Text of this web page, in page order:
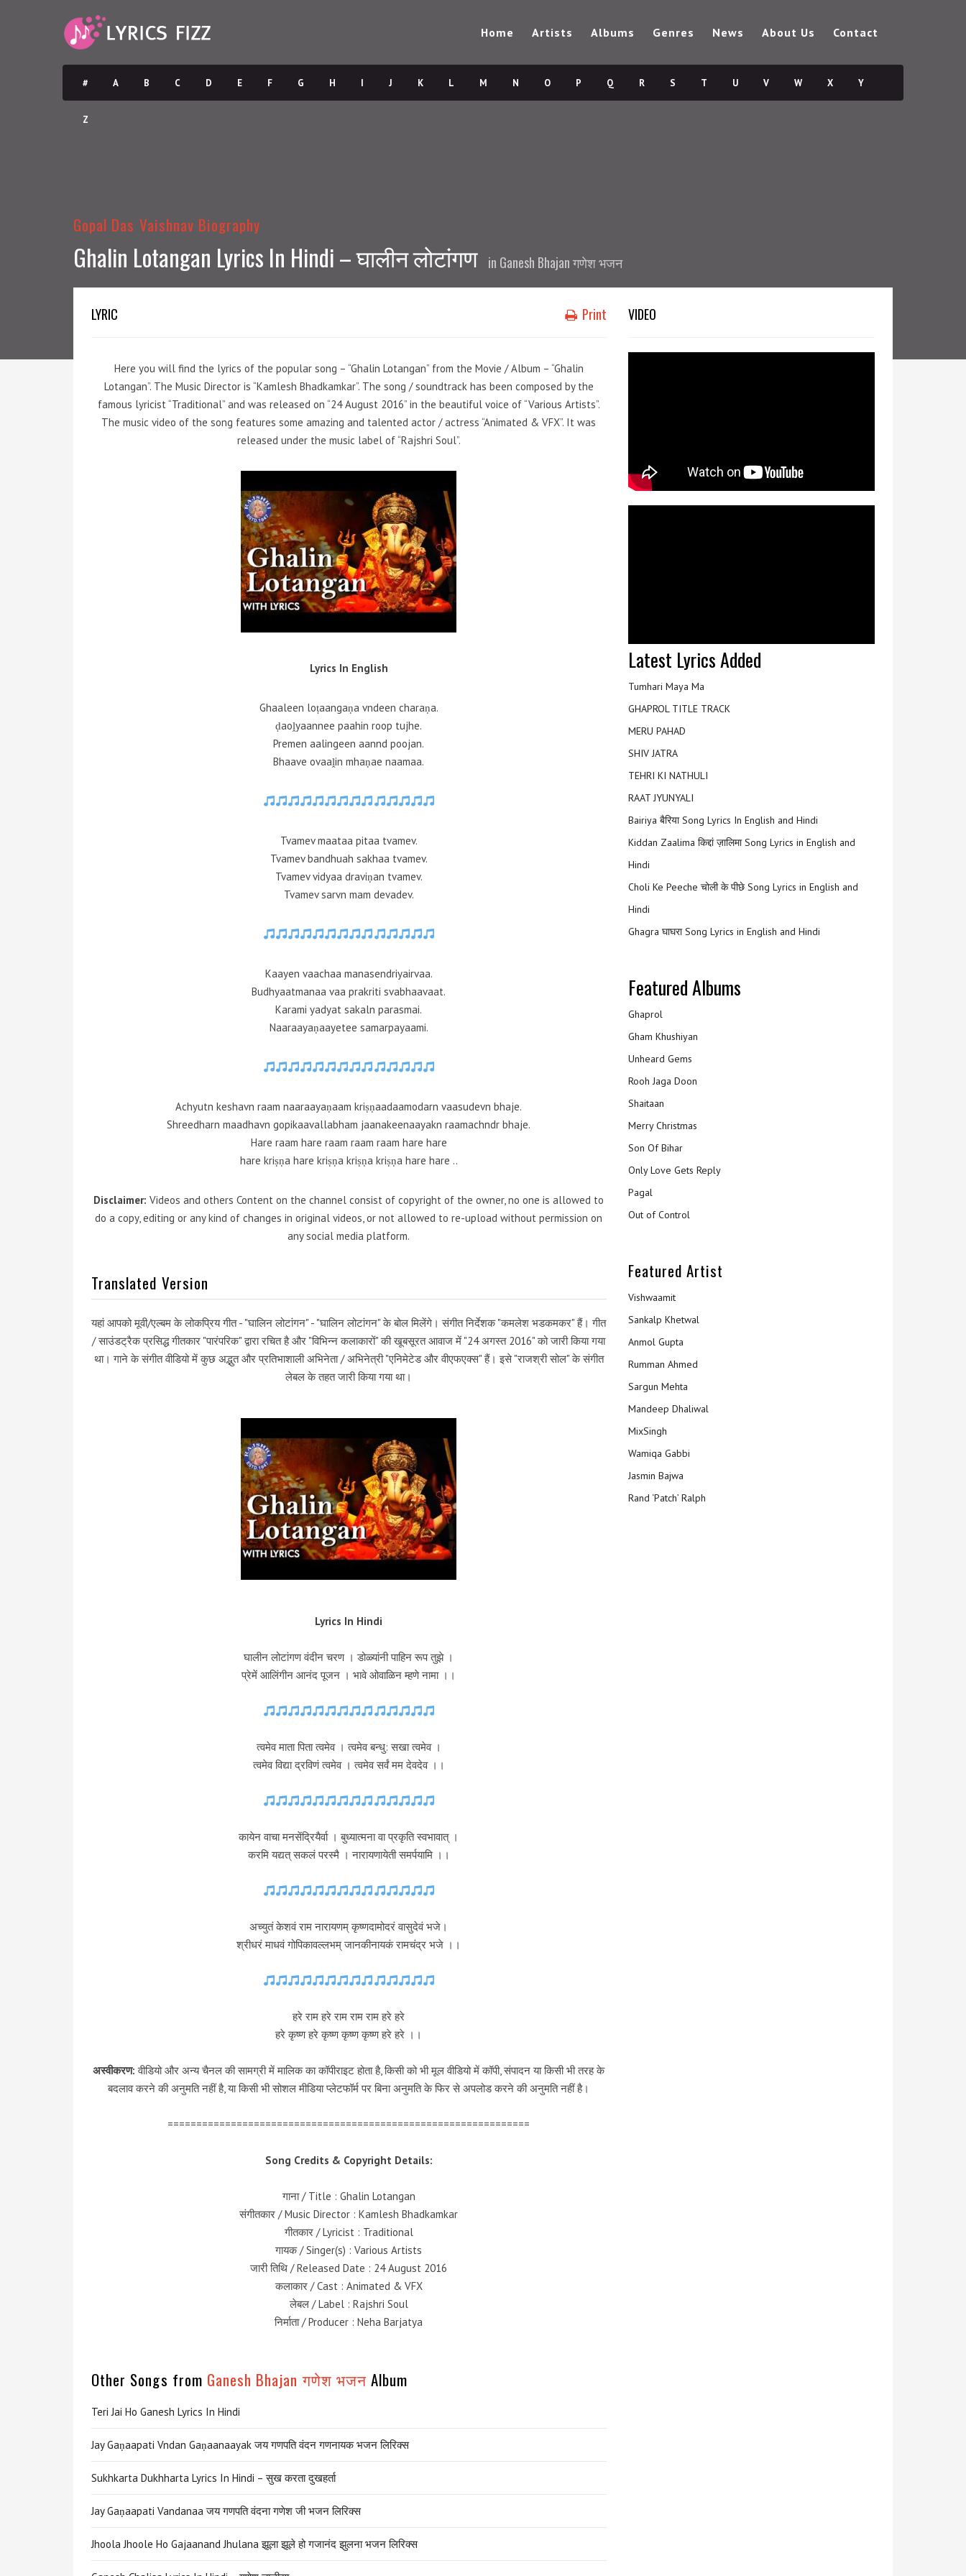
Home Artists Albums Genres News About Us Contact
# A B C D E F G H I J K L M N O P Q R S T U V W X Y
Z
Gopal Das Vaishnav Biography
Ghalin Lotangan Lyrics In Hindi – घालीन लोटांगण in Ganesh Bhajan गणेश भजन
LYRIC Print
Here you will find the lyrics of the popular song – “Ghalin Lotangan” from the Movie / Album – “Ghalin
Lotangan”. The Music Director is “Kamlesh Bhadkamkar”. The song / soundtrack has been composed by the
famous lyricist “Traditional” and was released on “24 August 2016” in the beautiful voice of “Various Artists”.
The music video of the song features some amazing and talented actor / actress “Animated & VFX”. It was
released under the music label of “Rajshri Soul”.
Lyrics In English
Ghaaleen loṭaangaṇa vndeen charaṇa.
ḍaoḽyaannee paahin roop tujhe.
Premen aalingeen aannd poojan.
Bhaave ovaaḽin mhaṇae naamaa.
Tvamev maataa pitaa tvamev.
Tvamev bandhuah sakhaa tvamev.
Tvamev vidyaa draviṇan tvamev.
Tvamev sarvn mam devadev.
Kaayen vaachaa manasendriyairvaa.
Budhyaatmanaa vaa prakriti svabhaavaat.
Karami yadyat sakaln parasmai.
Naaraayaṇaayetee samarpayaami.
Achyutn keshavn raam naaraayaṇaam kriṣṇaadaamodarn vaasudevn bhaje.
Shreedharn maadhavn gopikaavallabham jaanakeenaayakn raamachndr bhaje.
Hare raam hare raam raam raam hare hare
hare kriṣṇa hare kriṣṇa kriṣṇa kriṣṇa hare hare ..
Disclaimer: Videos and others Content on the channel consist of copyright of the owner, no one is allowed to
do a copy, editing or any kind of changes in original videos, or not allowed to re-upload without permission on
any social media platform.
Translated Version
यहां आपको मूवी/एल्बम के लोकप्रिय गीत - "घालिन लोटांगन" - "घालिन लोटांगन" के बोल मिलेंगे। संगीत निर्देशक "कमलेश भडकमकर" हैं। गीत
/ साउंडट्रैक प्रसिद्ध गीतकार "पारंपरिक" द्वारा रचित है और "विभिन्न कलाकारों" की खूबसूरत आवाज में "24 अगस्त 2016" को जारी किया गया
था। गाने के संगीत वीडियो में कुछ अद्भुत और प्रतिभाशाली अभिनेता / अभिनेत्री "एनिमेटेड और वीएफएक्स" हैं। इसे "राजश्री सोल" के संगीत
लेबल के तहत जारी किया गया था।
Lyrics In Hindi
घालीन लोटांगण वंदीन चरण । डोळ्यांनी पाहिन रूप तुझे ।
प्रेमें आलिंगीन आनंद पूजन । भावे ओवाळिन म्हणे नामा ।।
त्वमेव माता पिता त्वमेव । त्वमेव बन्धु: सखा त्वमेव ।
त्वमेव विद्या द्रविणं त्वमेव । त्वमेव सर्वं मम देवदेव ।।
कायेन वाचा मनसेंद्रियैर्वा । बुध्यात्मना वा प्रकृति स्वभावात् ।
करमि यद्यत् सकलं परस्मै । नारायणायेती समर्पयामि ।।
अच्युतं केशवं राम नारायणम् कृष्णदामोदरं वासुदेवं भजे।
श्रीधरं माधवं गोपिकावल्लभम् जानकीनायकं रामचंद्र भजे ।।
हरे राम हरे राम राम राम हरे हरे
हरे कृष्ण हरे कृष्ण कृष्ण कृष्ण हरे हरे ।।
अस्वीकरण: वीडियो और अन्य चैनल की सामग्री में मालिक का कॉपीराइट होता है, किसी को भी मूल वीडियो में कॉपी, संपादन या किसी भी तरह के
बदलाव करने की अनुमति नहीं है, या किसी भी सोशल मीडिया प्लेटफॉर्म पर बिना अनुमति के फिर से अपलोड करने की अनुमति नहीं है।
===============================================================
Song Credits & Copyright Details:
गाना / Title : Ghalin Lotangan
संगीतकार / Music Director : Kamlesh Bhadkamkar
गीतकार / Lyricist : Traditional
गायक / Singer(s) : Various Artists
जारी तिथि / Released Date : 24 August 2016
कलाकार / Cast : Animated & VFX
लेबल / Label : Rajshri Soul
निर्माता / Producer : Neha Barjatya
Other Songs from Ganesh Bhajan गणेश भजनAlbum
Teri Jai Ho Ganesh Lyrics In Hindi
Jay Gaṇaapati Vndan Gaṇaanaayak जय गणपति वंदन गणनायक भजन लिरिक्स
Sukhkarta Dukhharta Lyrics In Hindi – सुख करता दुखहर्ता
Jay Gaṇaapati Vandanaa जय गणपति वंदना गणेश जी भजन लिरिक्स
Jhoola Jhoole Ho Gajaanand Jhulana झूला झूले हो गजानंद झुलना भजन लिरिक्स
VIDEO
Latest Lyrics Added
Tumhari Maya Ma
GHAPROL TITLE TRACK
MERU PAHAD
SHIV JATRA
TEHRI KI NATHULI
RAAT JYUNYALI
Bairiya बैरिया Song Lyrics In English and Hindi
Kiddan Zaalima किद्दां ज़ालिमा Song Lyrics in English and
Hindi
Choli Ke Peeche चोली के पीछे Song Lyrics in English and
Hindi
Ghagra घाघरा Song Lyrics in English and Hindi
Featured Albums
Ghaprol
Gham Khushiyan
Unheard Gems
Rooh Jaga Doon
Shaitaan
Merry Christmas
Son Of Bihar
Only Love Gets Reply
Pagal
Out of Control
Featured Artist
Vishwaamit
Sankalp Khetwal
Anmol Gupta
Rumman Ahmed
Sargun Mehta
Mandeep Dhaliwal
MixSingh
Wamiqa Gabbi
Jasmin Bajwa
Rand ‘Patch’ Ralph